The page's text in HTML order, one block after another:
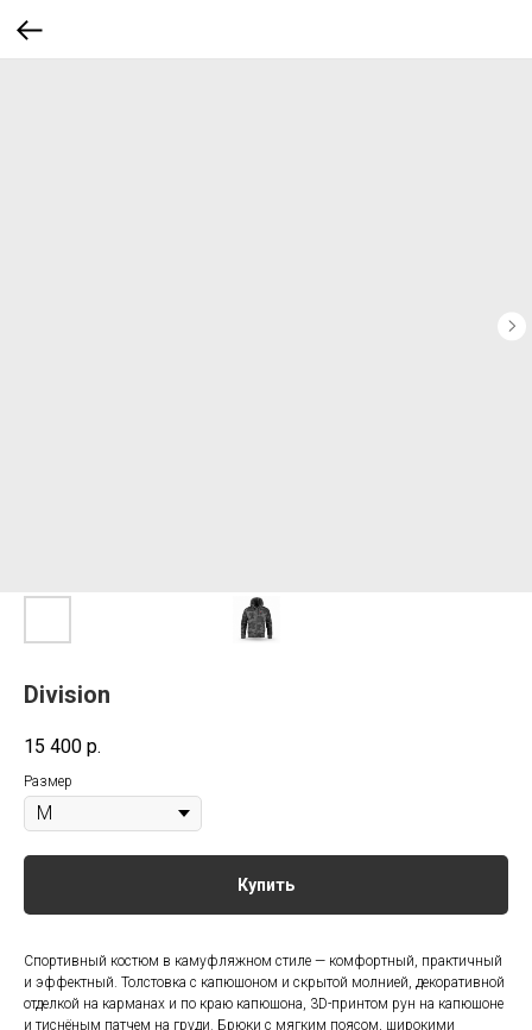
Division
15 400 р.
Размер
Купить
Спортивный костюм в камуфляжном стиле — комфортный, практичный
и эффектный. Толстовка с капюшоном и скрытой молнией, декоративной
отделкой на карманах и по краю капюшона, 3D-принтом рун на капюшоне
и тиснёным патчем на груди. Брюки с мягким поясом, широкими